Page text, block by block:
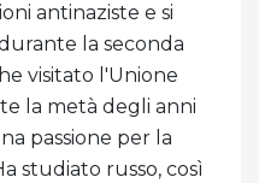
antinaziste e si
la seconda
visitato l'Unione
la metà degli anni
passione per la
studiato russo, così